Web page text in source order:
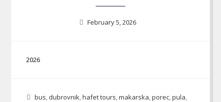
February 5, 2026
2026
bus, dubrovnik,hafet tours,makarska,porec,pula,